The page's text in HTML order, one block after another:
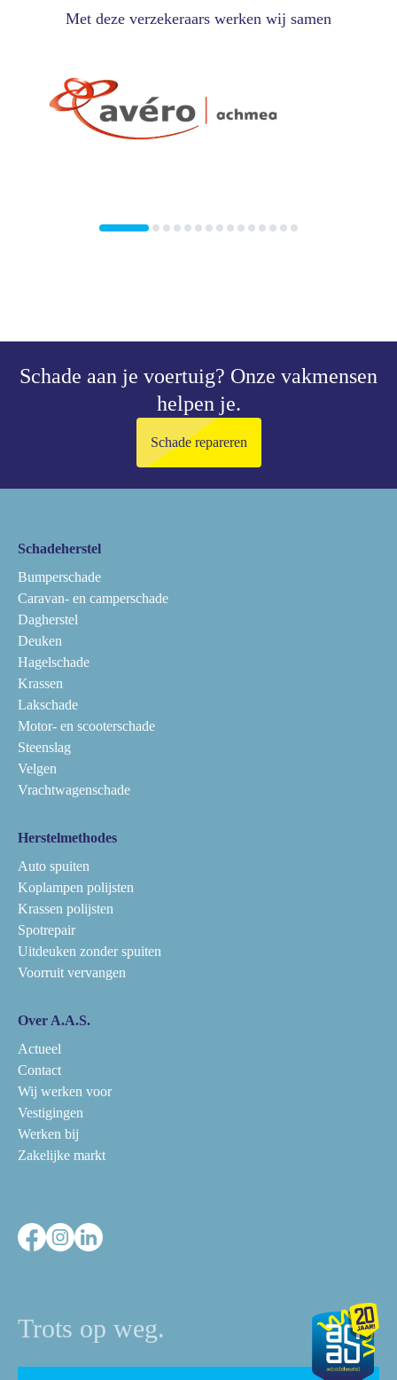
Met deze verzekeraars werken wij samen
Schade aan je voertuig? Onze vakmensen
helpen je.
Schade repareren
Schadeherstel
Bumperschade
Caravan- en camperschade
Dagherstel
Deuken
Hagelschade
Krassen
Lakschade
Motor- en scooterschade
Steenslag
Velgen
Vrachtwagenschade
Herstelmethodes
Auto spuiten
Koplampen polijsten
Krassen polijsten
Spotrepair
Uitdeuken zonder spuiten
Voorruit vervangen
Over A.A.S.
Actueel
Contact
Wij werken voor
Vestigingen
Werken bij
Zakelijke markt
Trots op weg.